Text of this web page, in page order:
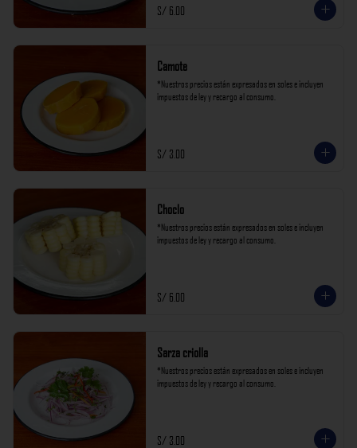
S/ 6.00
Camote
*Nuestros precios están expresados en soles e incluyen
impuestos de ley y recargo al consumo.
S/ 3.00
Choclo
*Nuestros precios están expresados en soles e incluyen
impuestos de ley y recargo al consumo.
S/ 6.00
Sarza criolla
*Nuestros precios están expresados en soles e incluyen
impuestos de ley y recargo al consumo.
S/ 3.00